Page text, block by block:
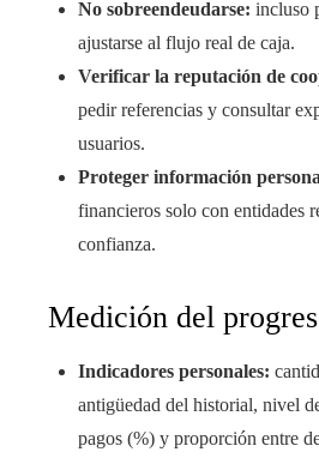
No sobreendeudarse: incluso
ajustarse al flujo real de caja.
Verificar la reputación de
pedir referencias y consultar
usuarios.
Proteger información
financieros solo con entidades
confianza.
Medición del
Indicadores personales:
antigüedad del historial, nivel
pagos (%) y proporción entre